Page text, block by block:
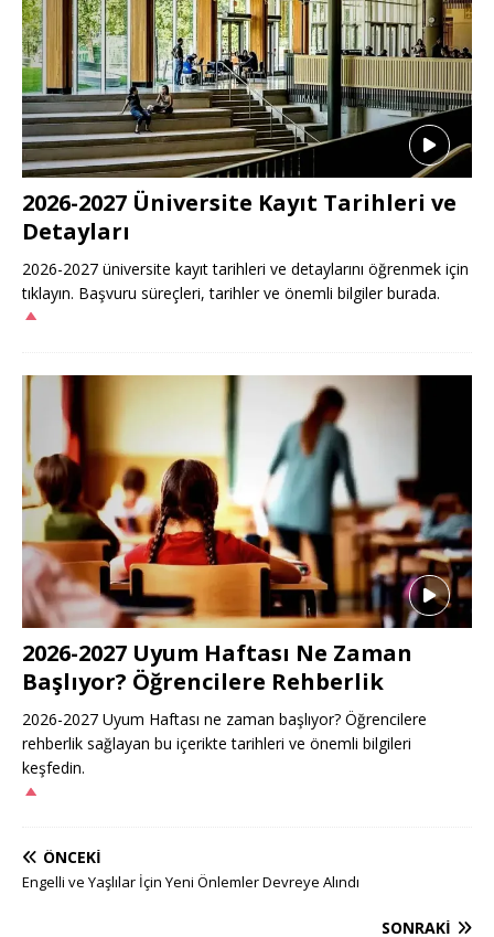
2026-2027 Üniversite Kayıt Tarihleri ve
Detayları
2026-2027 üniversite kayıt tarihleri ve detaylarını öğrenmek için
tıklayın. Başvuru süreçleri, tarihler ve önemli bilgiler burada.
2026-2027 Uyum Haftası Ne Zaman
Başlıyor? Öğrencilere Rehberlik
2026-2027 Uyum Haftası ne zaman başlıyor? Öğrencilere
rehberlik sağlayan bu içerikte tarihleri ve önemli bilgileri
keşfedin.
ÖNCEKI
Engelli ve Yaşlılar İçin Yeni Önlemler Devreye Alındı
SONRAKI